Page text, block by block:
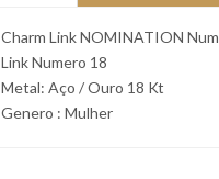
Charm Link NOMINATION
Link Numero 18
Metal: Aço / Ouro 18 Kt
Genero : Mulher